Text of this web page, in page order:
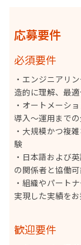
応募要件
必須要件
・エンジニアリ
造的に理解、最
・オートメーシ
導入～運用まで
・大規模かつ複
験
・日本語および
の関係者と協働可
・組織やパート
実現した実績を
歓迎要件